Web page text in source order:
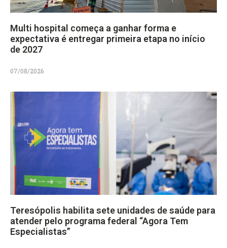
Multi hospital começa a ganhar forma e
expectativa é entregar primeira etapa no início
de 2027
07/08/2026
Teresópolis habilita sete unidades de saúde para
atender pelo programa federal “Agora Tem
Especialistas”